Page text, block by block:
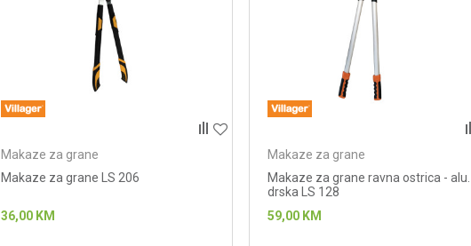
Makaze za grane
Makaze za grane LS 206
36,00 KM
Makaze za grane
Makaze za grane ravna ostrica - alu.
drska LS 128
59,00 KM